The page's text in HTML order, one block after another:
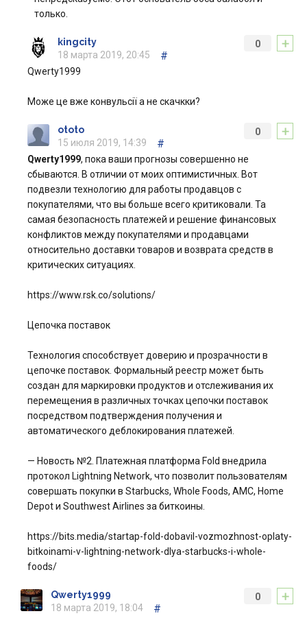
только.
+
0
kingcity
18 марта 2019, 20:45
#
Qwerty1999
Може це вже конвульсії а не скачкки?
+
0
ototo
15 июля 2019, 14:39
#
Qwerty1999, пока ваши прогнозы совершенно не
сбываются. В отличии от моих оптимистичных. Вот
подвезли технологию для работы продавцов с
покупателями, что вы больше всего критиковали. Та
самая безопасность платежей и решение финансовых
конфликтов между покупателями и продавцами
относительно доставки товаров и возврата средств в
критических ситуациях.
https://www.rsk.co/solutions/
Цепочка поставок
Технология способствует доверию и прозрачности в
цепочке поставок. Формальный реестр может быть
создан для маркировки продуктов и отслеживания их
перемещения в различных точках цепочки поставок
посредством подтверждения получения и
автоматического деблокирования платежей.
— Новость №2. Платежная платформа Fold внедрила
протокол Lightning Network, что позволит пользователям
совершать покупки в Starbucks, Whole Foods, AMC, Home
Depot и Southwest Airlines за биткоины.
https://bits.media/startap-fold-dobavil-vozmozhnost-oplaty-
bitkoinami-v-lightning-network-dlya-starbucks-i-whole-
foods/
+
0
Qwerty1999
18 марта 2019, 18:04
#